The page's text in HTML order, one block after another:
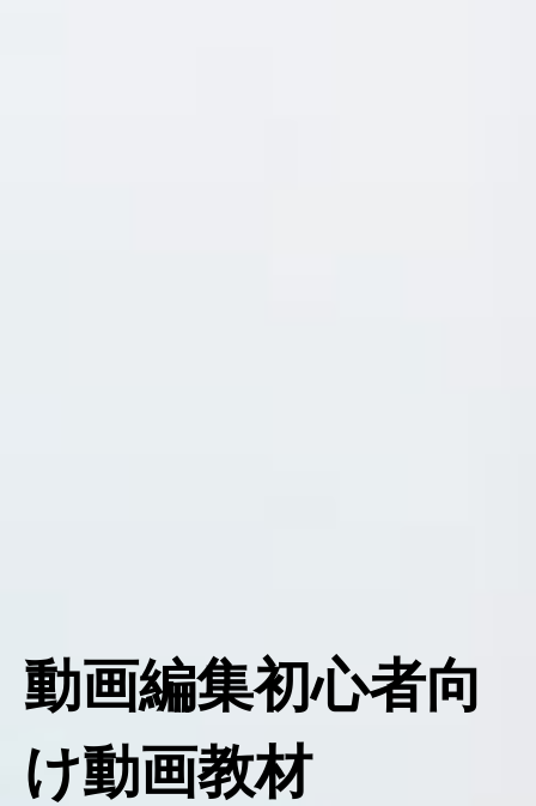
動画編集初心者向
け動画教材